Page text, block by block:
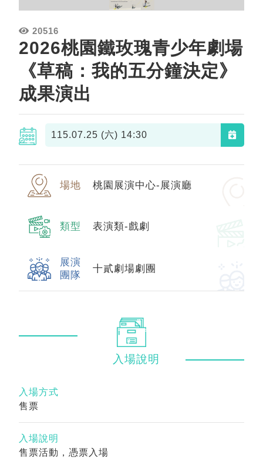
20516
2026桃園鐵玫瑰青少年劇場
《草稿：我的五分鐘決定》
成果演出
115.07.25 (六) 14:30
場地 桃園展演中心-展演廳
類型 表演類-戲劇
展演
團隊
十貳劇場劇團
入場說明
入場方式
售票
入場說明
售票活動，憑票入場